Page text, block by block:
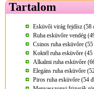
Tartalom
Esküvői virág fejdísz (58
Ruha esküvőre vendég
Csinos ruha esküvőre
Koktél ruha esküvőre (45
Alkalmi ruha esküvőre
Elegáns ruha esküvőre
Piros ruha esküvőre (54